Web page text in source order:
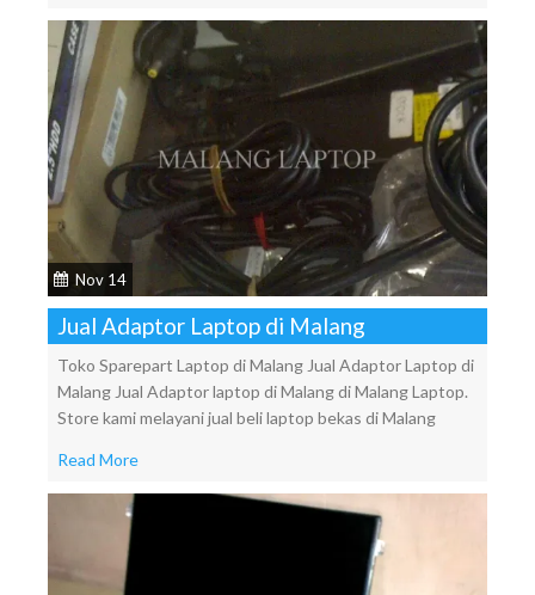
Nov 14
Jual Adaptor Laptop di Malang
Toko Sparepart Laptop di Malang Jual Adaptor Laptop di
Malang Jual Adaptor laptop di Malang di Malang Laptop.
Store kami melayani jual beli laptop bekas di Malang
Read More